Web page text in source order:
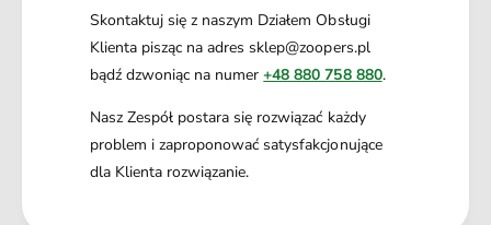
Skontaktuj się z naszym Działem Obsługi
Klienta pisząc na adres sklep@zoopers.pl
bądź dzwoniąc na numer+48 880 758 880.
Nasz Zespół postara się rozwiązać każdy
problem i zaproponować satysfakcjonujące
dla Klienta rozwiązanie.